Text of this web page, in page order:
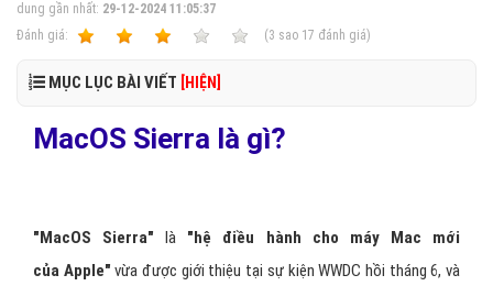
dung gần nhất: 29-12-2024 11:05:37
Ðánh giá:
(3 sao 17 đánh giá)
MỤC LỤC BÀI VIẾT [HIỆN]
MacOS Sierra là gì?
"MacOS Sierra"là "hệ điều hành cho máy Mac mới
của Apple" vừa được giới thiệu tại sự kiện WWDC hồi tháng 6, và